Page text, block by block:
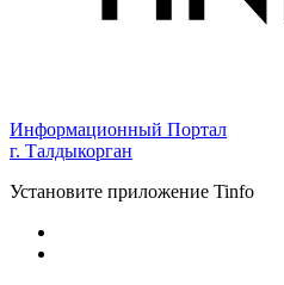
Информационный Портал
г. Талдыкорган
Установите приложение Tinfo